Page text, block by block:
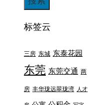
标签云
三房 东城 东泰花园
东莞 东莞交通 两
房 丰华珑远翠珑湾 人才